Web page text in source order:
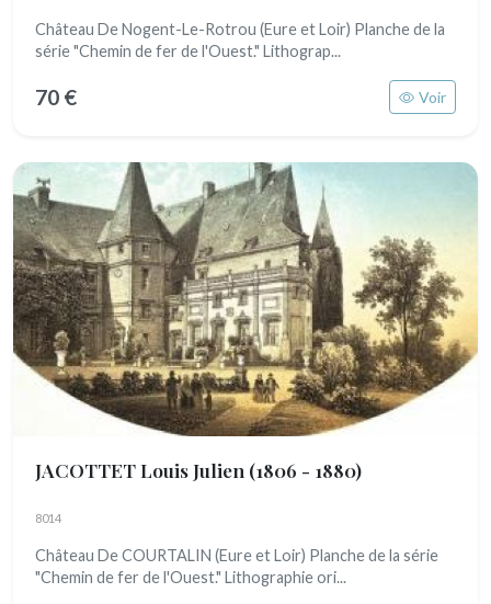
Château De Nogent-Le-Rotrou (Eure et Loir) Planche de la
série "Chemin de fer de l'Ouest." Lithograp...
70 € Voir
JACOTTET Louis Julien (1806 - 1880)
8014
Château De COURTALIN (Eure et Loir) Planche de la série
"Chemin de fer de l'Ouest." Lithographie ori...